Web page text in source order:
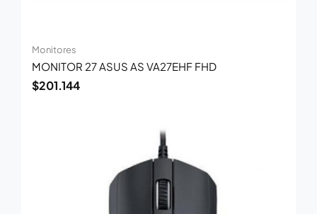
Monitores
MONITOR 27 ASUS AS VA27EHF FHD
$201.144